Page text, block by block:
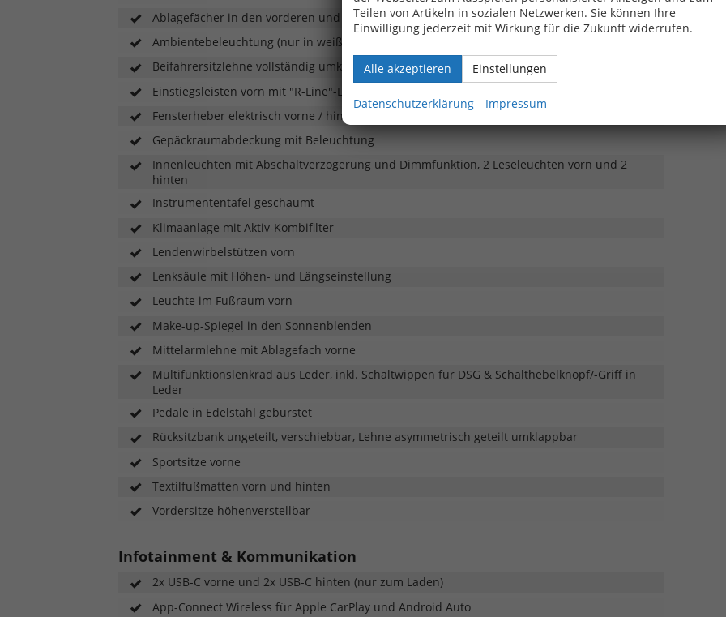
Ablagefächer in den vorderen und hinteren Türen
Ambientebeleuchtung (nur in weiß)
Beifahrersitzlehne vollständig umklappbar
Einstiegsleisten vorn mit "R-Line"-Logo
Fensterheber elektrisch vorne / hinten
Gepäckraumabdeckung mit Beleuchtung
Innenleuchten mit Abschaltverzögerung und Dimmfunktion, 2 Leseleuchten vorn und 2
hinten
Instrumententafel geschäumt
Klimaanlage mit Aktiv-Kombifilter
Lendenwirbelstützen vorn
Lenksäule mit Höhen- und Längseinstellung
Leuchte im Fußraum vorn
Make-up-Spiegel in den Sonnenblenden
Mittelarmlehne mit Ablagefach vorne
Multifunktionslenkrad aus Leder, inkl. Schaltwippen für DSG & Schalthebelknopf/-Griff in
Leder
Pedale in Edelstahl gebürstet
Rücksitzbank ungeteilt, verschiebbar, Lehne asymmetrisch geteilt umklappbar
Sportsitze vorne
Textilfußmatten vorn und hinten
Vordersitze höhenverstellbar
Infotainment & Kommunikation
2x USB-C vorne und 2x USB-C hinten (nur zum Laden)
App-Connect Wireless für Apple CarPlay und Android Auto
Teilen von Artikeln in sozialen Netzwerken. Sie können Ihre
Einwilligung jederzeit mit Wirkung für die Zukunft widerrufen.
Alle akzeptieren Einstellungen
Datenschutzerklärung Impressum